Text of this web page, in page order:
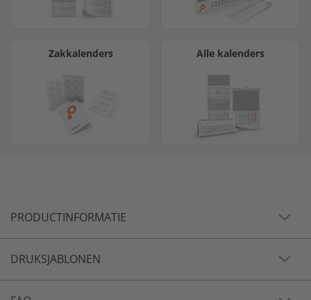
Zakkalenders Alle kalenders
PRODUCTINFORMATIE
DRUKSJABLONEN